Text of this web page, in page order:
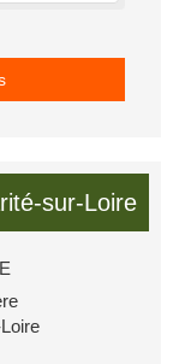
sur-Loire